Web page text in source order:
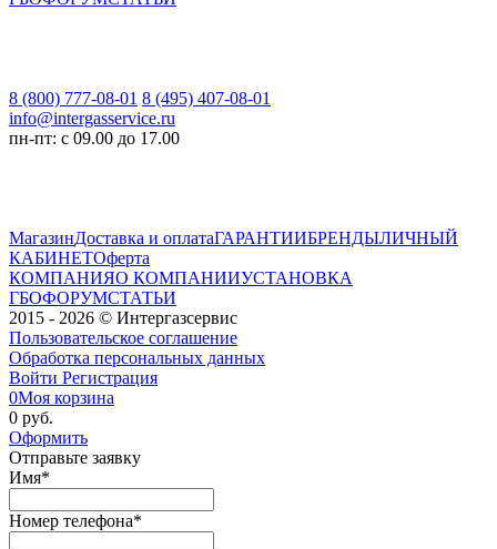
8 (800) 777-08-01 8 (495) 407-08-01
info@intergasservice.ru
пн-пт: с 09.00 до 17.00
МагазинДоставка и оплатаГАРАНТИИБРЕНДЫЛИЧНЫЙ
КАБИНЕТОферта
КОМПАНИЯО КОМПАНИИУСТАНОВКА
ГБОФОРУМСТАТЬИ
2015 - 2026 © Интергазсервис
Пользовательское соглашение
Обработка персональных данных
Войти Регистрация
0Моя корзина
0 руб.
Оформить
Отправьте заявку
Имя*
Номер телефона*